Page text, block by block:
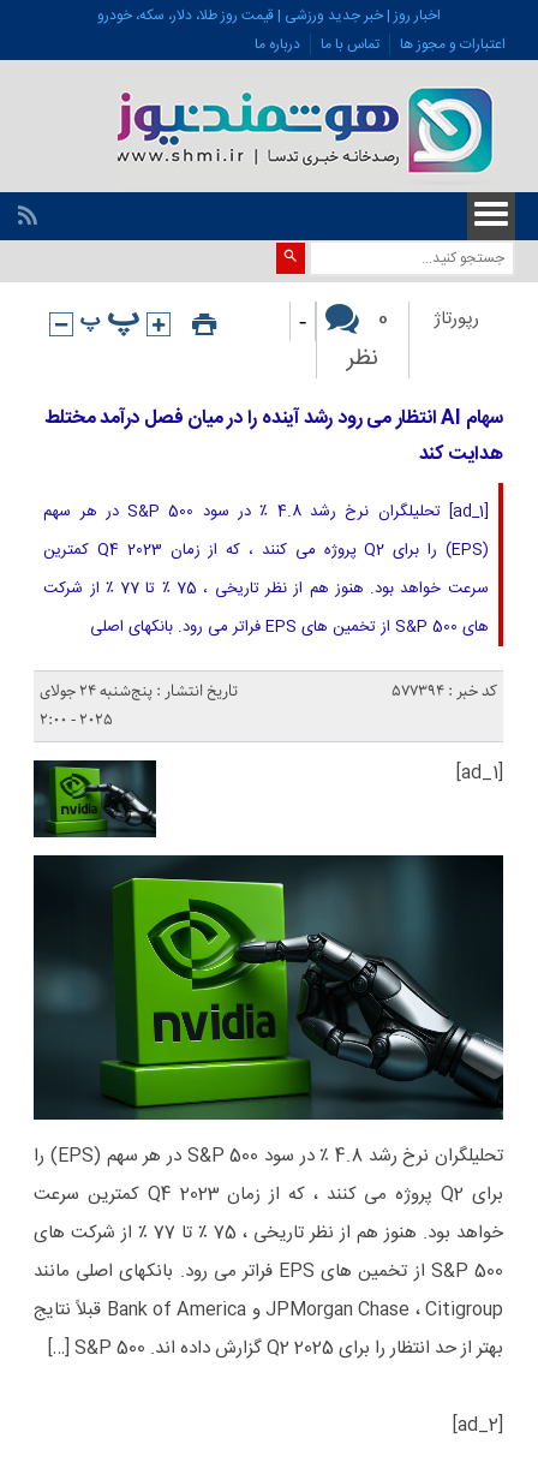
اخبار روز | خبر جدید ورزشی | قیمت روز طلا، دلار، سکه، خودرو
اعتبارات و مجوز ها
تماس با ما درباره ما
رپورتاژ
0
نظر
-
سهام AI انتظار می رود رشد آینده را در میان فصل درآمد مختلط
هدایت کند
[ad_1] تحلیلگران نرخ رشد 4.8 ٪ در سود S&P 500 در هر سهم
(EPS) را برای Q2 پروژه می کنند ، که از زمان Q4 2023 کمترین
سرعت خواهد بود. هنوز هم از نظر تاریخی ، 75 ٪ تا 77 ٪ از شرکت
های S&P 500 از تخمین های EPS فراتر می رود. بانکهای اصلی
کد خبر : 577394
تاریخ انتشار : پنج‌شنبه 24 جولای
2025 - 2:00
[ad_1]
تحلیلگران نرخ رشد 4.8 ٪ در سود S&P 500 در هر سهم (EPS) را
برای Q2 پروژه می کنند ، که از زمان Q4 2023 کمترین سرعت
خواهد بود. هنوز هم از نظر تاریخی ، 75 ٪ تا 77 ٪ از شرکت های
S&P 500 از تخمین های EPS فراتر می رود. بانکهای اصلی مانند
JPMorgan Chase ، Citigroup و Bank of America قبلاً نتایج
بهتر از حد انتظار را برای Q2 2025 گزارش داده اند. S&P 500 […]
[ad_2]